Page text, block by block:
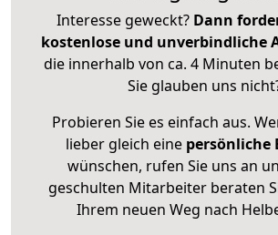
Interesse geweckt? Dann
kostenlose und unverbindliche
die innerhalb von ca. 4 Minuten
Sie glauben uns
Probieren Sie es einfach aus.
lieber gleich eine persönliche
wünschen, rufen Sie uns an
geschulten Mitarbeiter beraten
Ihrem neuen Weg nach